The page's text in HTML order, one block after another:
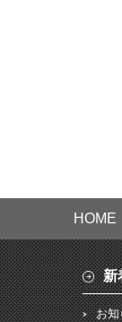
HOME
新
お